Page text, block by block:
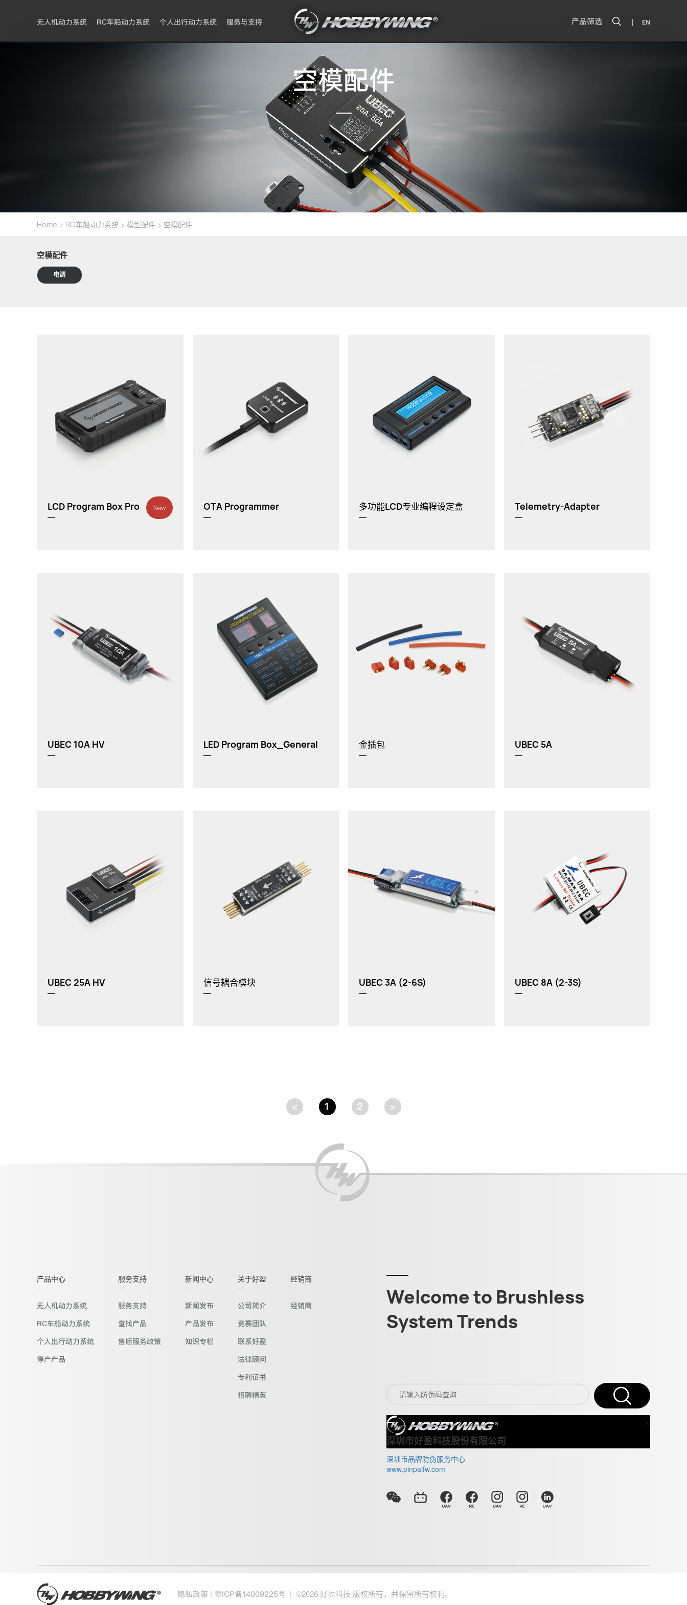
无人机动力系统 RC车船动力系统 个人出行动力系统 服务与支持 产品筛选 | EN
空模配件
Home > RC车船动力系统 > 模型配件 > 空模配件
空模配件
电调
LCD Program Box Pro New OTA Programmer 多功能LCD专业编程设定盒 Telemetry-Adapter
UBEC 10A HV LED Program Box_General
88x58x14mm（长x宽x厚）
主要应用：空模无刷电调：Platinum
V1/V2、
FlyFun V5, Skywalker V2系列
车模无刷电调：XeRun(大部分)、
EzRun、
金插包 UBEC 5A
UBEC 25A HV 信号耦合模块 UBEC 3A (2-6S) UBEC 8A (2-3S)
< 1 2 >
产品中心
无人机动力系统
RC车船动力系统
个人出行动力系统
停产产品
服务支持
服务支持
查找产品
售后服务政策
新闻中心
新闻发布
产品发布
知识专栏
关于好盈
公司简介
竞赛团队
联系好盈
法律顾问
专利证书
招聘精英
经销商
经销商
Welcome to Brushless
System Trends
×
深圳市好盈科技股份有限公司
深圳市品牌防伪服务中心
www.pinpaifw.com
隐私政策 | 粤ICP备14009225号 | ©2026 好盈科技 版权所有，并保留所有权利。